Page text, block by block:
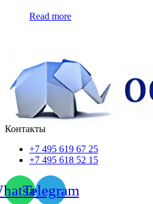
Read more
Контакты
+7 495 619 67 25
+7 495 618 52 15
Telegram